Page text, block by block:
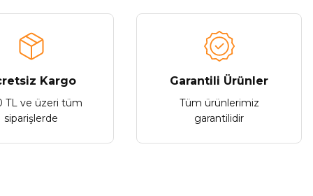
Kargo
TL ve üzeri tüm
siparişlerde
Garantili Ürünler
Tüm ürünlerimiz
garantilidir